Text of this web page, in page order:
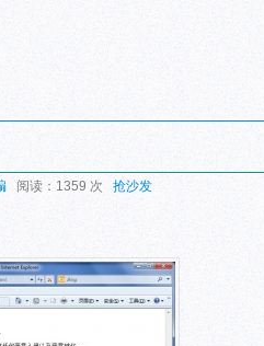
阅读：1359 次 抢沙发